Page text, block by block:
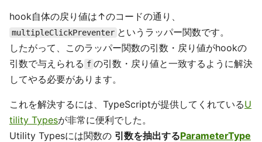
hook自体の戻り値は↑のコードの通り、
multipleClickPreventer というラッパー関数です。
したがって、このラッパー関数の引数・戻り値がhookの
引数で与えられる f の引数・戻り値と一致するように解決
してやる必要があります。
これを解決するには、TypeScriptが提供してくれているU
tility Typesが非常に便利でした。
Utility Typesには関数の 引数を抽出するParameterType